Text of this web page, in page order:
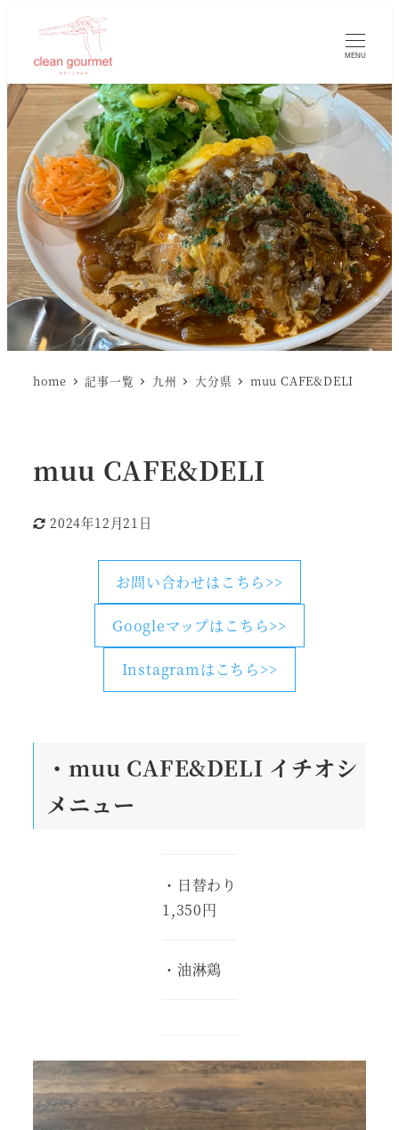
MENU
home 記事一覧 九州 大分県 muu CAFE&DELI
muu CAFE&DELI
更新日
2024年12月21日
お問い合わせはこちら>>
Googleマップはこちら>>
Instagramはこちら>>
・muu CAFE&DELI イチオシ
メニュー
・日替わり
1,350円
・油淋鶏